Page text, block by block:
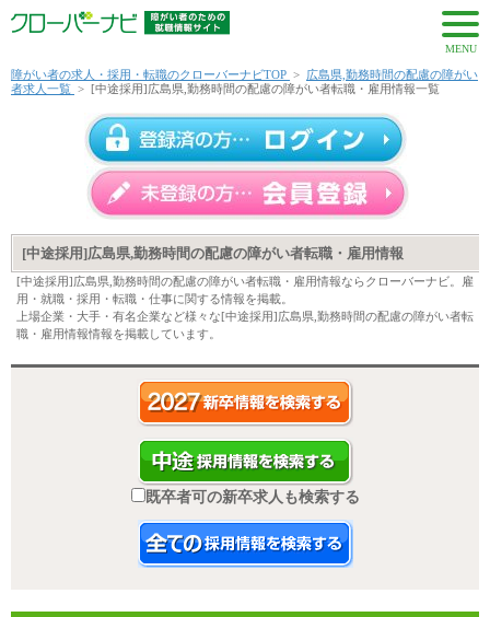
MENU
障がい者の求人・採用・転職のクローバーナビTOP > 広島県,勤務時間の配慮の障がい
者求人一覧 > [中途採用]広島県,勤務時間の配慮の障がい者転職・雇用情報一覧
[中途採用]広島県,勤務時間の配慮の障がい者転職・雇用情報
[中途採用]広島県,勤務時間の配慮の障がい者転職・雇用情報ならクローバーナビ。雇
用・就職・採用・転職・仕事に関する情報を掲載。
上場企業・大手・有名企業など様々な[中途採用]広島県,勤務時間の配慮の障がい者転
職・雇用情報情報を掲載しています。
既卒者可の新卒求人も検索する